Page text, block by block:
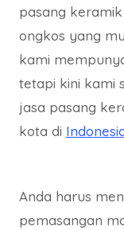
pasang
ongkos yang
kami
tetapi kini kami
jasa pasang
kota di
Anda harus
pemasangan